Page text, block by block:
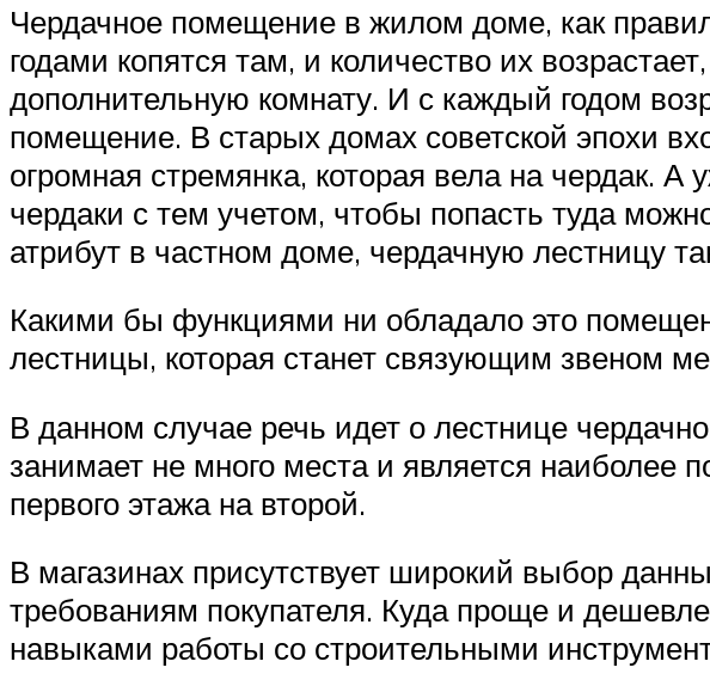
Чердачное помещение в жилом доме, как
годами копятся там, и количество их
дополнительную комнату. И с каждый годом
помещение. В старых домах советской эпохи
огромная стремянка, которая вела на чердак.
чердаки с тем учетом, чтобы попасть туда
атрибут в частном доме, чердачную лестницу
Какими бы функциями ни обладало это
лестницы, которая станет связующим звеном
В данном случае речь идет о лестнице
занимает не много места и является наиболее
первого этажа на второй.
В магазинах присутствует широкий выбор
требованиям покупателя. Куда проще и
навыками работы со строительными